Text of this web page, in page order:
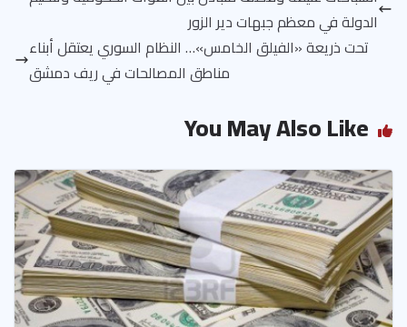
الدولة في معظم جبهات دير الزور
تحت ذريعة «الفيلق الخامس»… النظام السوري يعتقل أبناء
مناطق المصالحات في ريف دمشق
You May Also Like